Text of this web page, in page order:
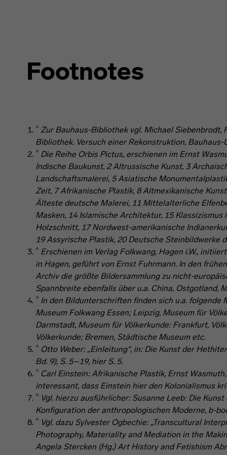
Footnotes
^ Zur Bauhaus-Bibliothek vgl. Michael Siebenbrodt,
Bibliothek. Versuch einer Rekonstruktion, Bauhaus-
^ Die Reihe Orbis Pictus, erschienen im Ernst
Indische Baukunst, 2Altrussische Kunst, 3
Landschaftsmalerei, 5Asiatische
Zeit, 7Afrikanische Plastik, 8Altmexikanische
Älteste deutsche Malerei, 11 Mittelalterliche
Masken, 14 Islamische Architektur, 15Klassizismus
Holzschnitt, 17Nordwest-amerikanische
19Assyrische Plastik, 20Deutsche Steinbildwerke
^ Erschienen im Verlag Folkwang, Hagen i.W.,
in Hagen, geführt von Ernst Fuhrmann. In den
Archiv die größte Bildersammlung zu nicht-
Spannbreite ebenfalls über u.a. China, Ostgotland,
^ In den Bildunterschriften finden sich u.a. folgende
Museum Folkwang Essen; Leipzig, Museum für
Darmstadt, Museum für Völkerkunde: Frankfurt,
Völkerkunde; Bremen, Städtische Museum etc.
^ Otto Weber: „Einleitung“, in: Die Kunst der Hethiter
Bd. 9), S. 5–19, hier S. 5.
^ Carl Einstein:Afrikanische Plastik, Ernst
interessant, dass Einstein hier den Kolonialismus
^ Vgl. hierzu ausführlicher: Susanne Leeb: Die Kunst
Konfiguration der anthropologischen Moderne, b-
^ Vgl. dazu Sylvester Ogbechie: „Transcultural
Photography, Materiality and Mediation in the
Angela Stercken (Hg.)Art History and Fetishism